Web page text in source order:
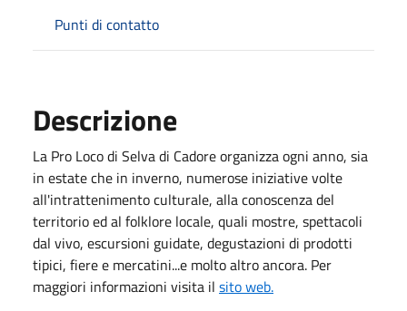
Punti di contatto
Descrizione
La Pro Loco di Selva di Cadore organizza ogni anno, sia
in estate che in inverno, numerose iniziative volte
all'intrattenimento culturale, alla conoscenza del
territorio ed al folklore locale, quali mostre, spettacoli
dal vivo, escursioni guidate, degustazioni di prodotti
tipici, fiere e mercatini...e molto altro ancora. Per
maggiori informazioni visita il sito web.